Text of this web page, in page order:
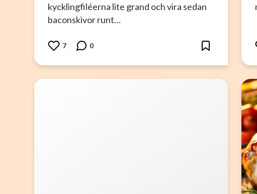
kycklingfiléerna lite grand och vira sedan
baconskivor runt…
7 0